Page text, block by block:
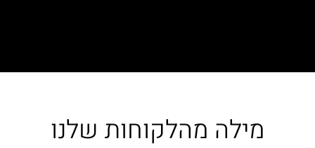
מילה מהלקוחות שלנו